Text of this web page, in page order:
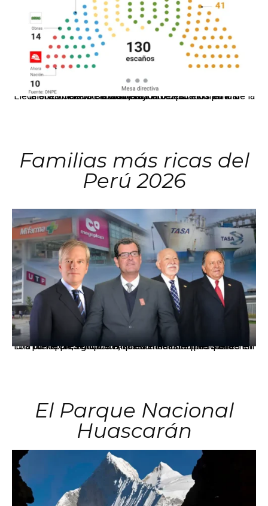
El JNE oficializó la distribución de escaños para la elección de 60 senadores y 130 diputados en las Elecciones Generales 2026, tras el restablecimiento de la Bicameralidad.
Familias más ricas del
Perú 2026
Los principales grupos empresariales del país mantienen una fuerte presencia en Áncash mediante inversiones en comercio, educación, salud e industria pesquera.
El Parque Nacional
Huascarán